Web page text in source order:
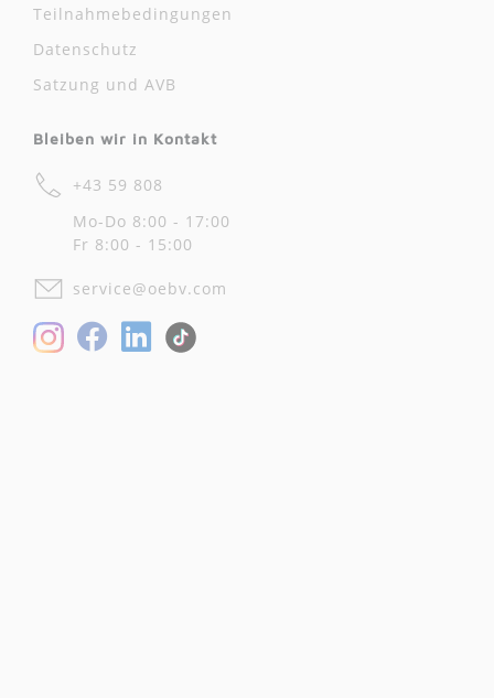
Teilnahmebedingungen
Datenschutz
Satzung und AVB
Bleiben wir in Kontakt
+43 59 808
Mo-Do 8:00 - 17:00
Fr 8:00 - 15:00
service@oebv.com
InstagramFacebookLinkedIn